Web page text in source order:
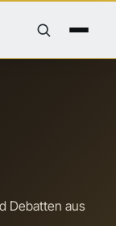
Debatten aus